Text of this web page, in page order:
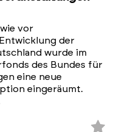
vor
der
wurde im
des Bundes für
eine neue
eingeräumt.